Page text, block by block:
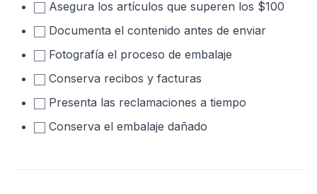
Asegura los artículos que superen los $100
Documenta el contenido antes de enviar
Fotografía el proceso de embalaje
Conserva recibos y facturas
Presenta las reclamaciones a tiempo
Conserva el embalaje dañado